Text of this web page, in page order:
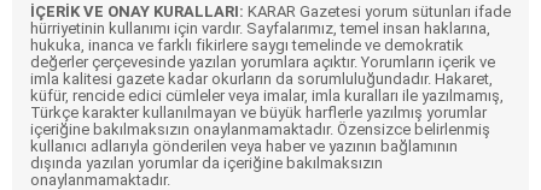
İÇERİK VE ONAY KURALLARI: KARAR Gazetesi yorum sütunları ifade
hürriyetinin kullanımı için vardır. Sayfalarımız, temel insan haklarına,
hukuka, inanca ve farklı fikirlere saygı temelinde ve demokratik
değerler çerçevesinde yazılan yorumlara açıktır. Yorumların içerik ve
imla kalitesi gazete kadar okurların da sorumluluğundadır. Hakaret,
küfür, rencide edici cümleler veya imalar, imla kuralları ile yazılmamış,
Türkçe karakter kullanılmayan ve büyük harflerle yazılmış yorumlar
içeriğine bakılmaksızın onaylanmamaktadır. Özensizce belirlenmiş
kullanıcı adlarıyla gönderilen veya haber ve yazının bağlamının
dışında yazılan yorumlar da içeriğine bakılmaksızın
onaylanmamaktadır.